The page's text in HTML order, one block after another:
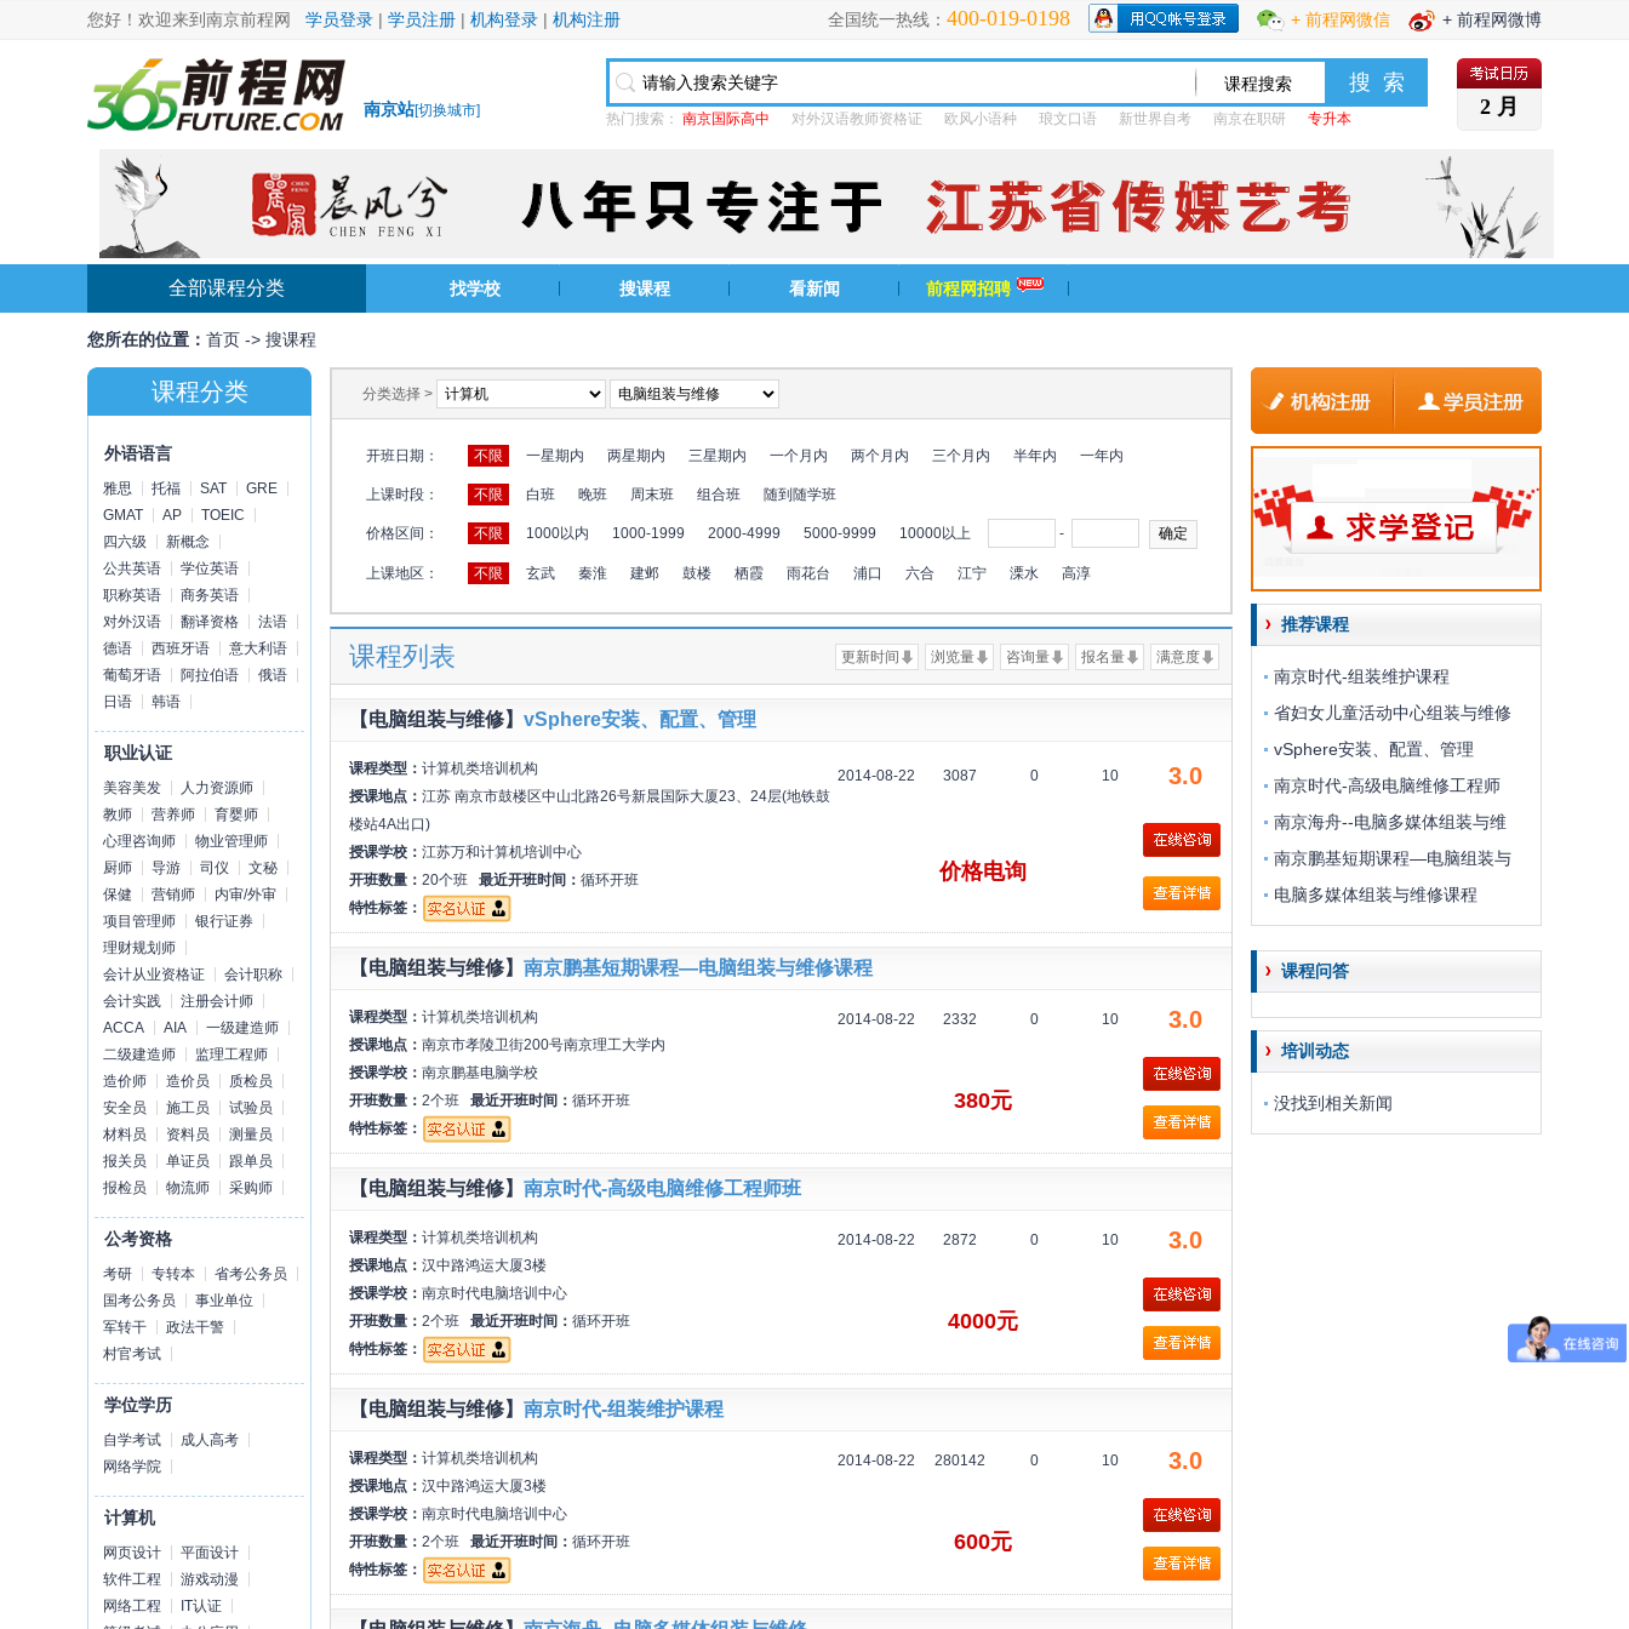
您好！欢迎来到南京前程网 学员登录 | 学员注册 | 机构登录 | 机构注册 + 前程网微博
+ 前程网微信
全国统一热线： 400-019-0198
南京站[切换城市] 热门搜索： 南京国际高中 对外汉语教师资格证 欧风小语种 琅文口语 新世界自考 南京在职研 专升本 2 月
全部课程分类 找学校 搜课程 看新闻 前程网招聘
您所在的位置： 首页 -> 搜课程
课程分类
外语语言
雅思 托福 SAT
GRE
GMAT
AP
TOEIC
四六级
新概念
公共英语
学位英语
职称英语
商务英语
对外汉语
翻译资格
法语
德语
西班牙语
意大利语
葡萄牙语
阿拉伯语
俄语
日语
韩语
职业认证
美容美发
人力资源师
教师
营养师
育婴师
心理咨询师
物业管理师
厨师
导游 司仪
文秘
保健
营销师
内审/外审
项目管理师
银行证券
理财规划师
会计从业资格证
会计职称
会计实践
注册会计师
ACCA
AIA
一级建造师
二级建造师
监理工程师
造价师
造价员
质检员
安全员
施工员
试验员
材料员
资料员
测量员
报关员
单证员
跟单员
报检员
物流师 采购师
公考资格
考研 专转本
省考公务员
国考公务员
事业单位
军转干
政法干警
村官考试
学位学历
自学考试
成人高考
网络学院
计算机
网页设计
平面设计
软件工程
游戏动漫
网络工程
IT认证
分类选择 >
开班日期： 不限 一星期内 两星期内 三星期内 一个月内 两个月内 三个月内 半年内 一年内
上课时段： 不限 白班 晚班 周末班 组合班 随到随学班
价格区间： 不限 1000以内 1000-1999 2000-4999 5000-9999 10000以上 -
上课地区： 不限 玄武 秦淮 建邺 鼓楼 栖霞 雨花台 浦口 六合 江宁 溧水 高淳
课程列表 满意度
报名量
咨询量
浏览量
更新时间
【电脑组装与维修】 vSphere安装、配置、管理
课程类型： 计算机类培训机构
授课地点： 江苏 南京市鼓楼区中山北路26号新晨国际大厦23、24层(地铁鼓
楼站4A出口)
授课学校： 江苏万和计算机培训中心
开班数量： 20个班 最近开班时间： 循环开班
特性标签：
2014-08-22 3087 0 10 3.0
价格电询
【电脑组装与维修】 南京鹏基短期课程—电脑组装与维修课程
课程类型： 计算机类培训机构
授课地点： 南京市孝陵卫街200号南京理工大学内
授课学校： 南京鹏基电脑学校
开班数量： 2个班 最近开班时间： 循环开班
特性标签：
2014-08-22 2332 0 10 3.0
380元
【电脑组装与维修】 南京时代-高级电脑维修工程师班
课程类型： 计算机类培训机构
授课地点： 汉中路鸿运大厦3楼
授课学校： 南京时代电脑培训中心
开班数量： 2个班 最近开班时间： 循环开班
特性标签：
2014-08-22 2872 0 10 3.0
4000元
【电脑组装与维修】 南京时代-组装维护课程
课程类型： 计算机类培训机构
授课地点： 汉中路鸿运大厦3楼
授课学校： 南京时代电脑培训中心
开班数量： 2个班 最近开班时间： 循环开班
特性标签：
2014-08-22 280142 0 10 3.0
600元
推荐课程
南京时代-组装维护课程
省妇女儿童活动中心组装与维修
vSphere安装、配置、管理
南京时代-高级电脑维修工程师
南京海舟--电脑多媒体组装与维
南京鹏基短期课程—电脑组装与
电脑多媒体组装与维修课程
课程问答
培训动态
没找到相关新闻